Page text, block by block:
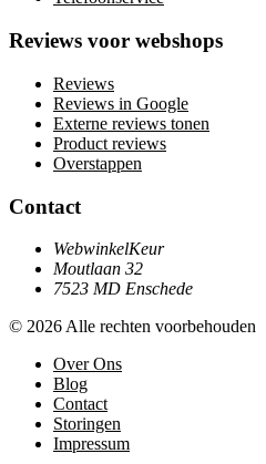
Reviews voor webshops
Reviews
Reviews in Google
Externe reviews tonen
Product reviews
Overstappen
Contact
WebwinkelKeur
Moutlaan 32
7523 MD Enschede
© 2026 Alle rechten voorbehouden
Over Ons
Blog
Contact
Storingen
Impressum